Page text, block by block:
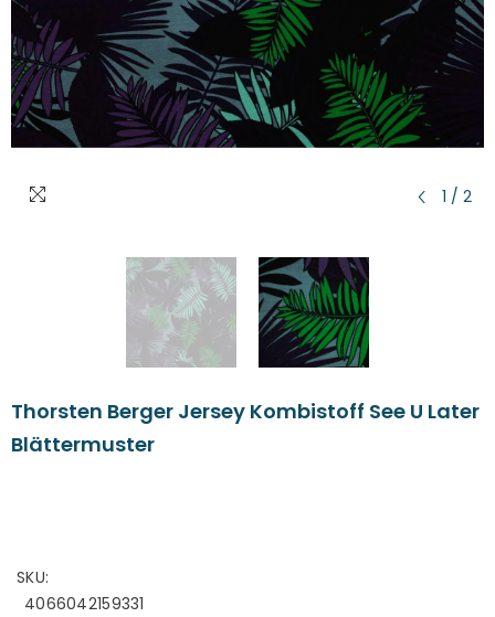
1 / 2
Thorsten Berger Jersey Kombistoff See U Later
Blättermuster
SKU:
4066042159331